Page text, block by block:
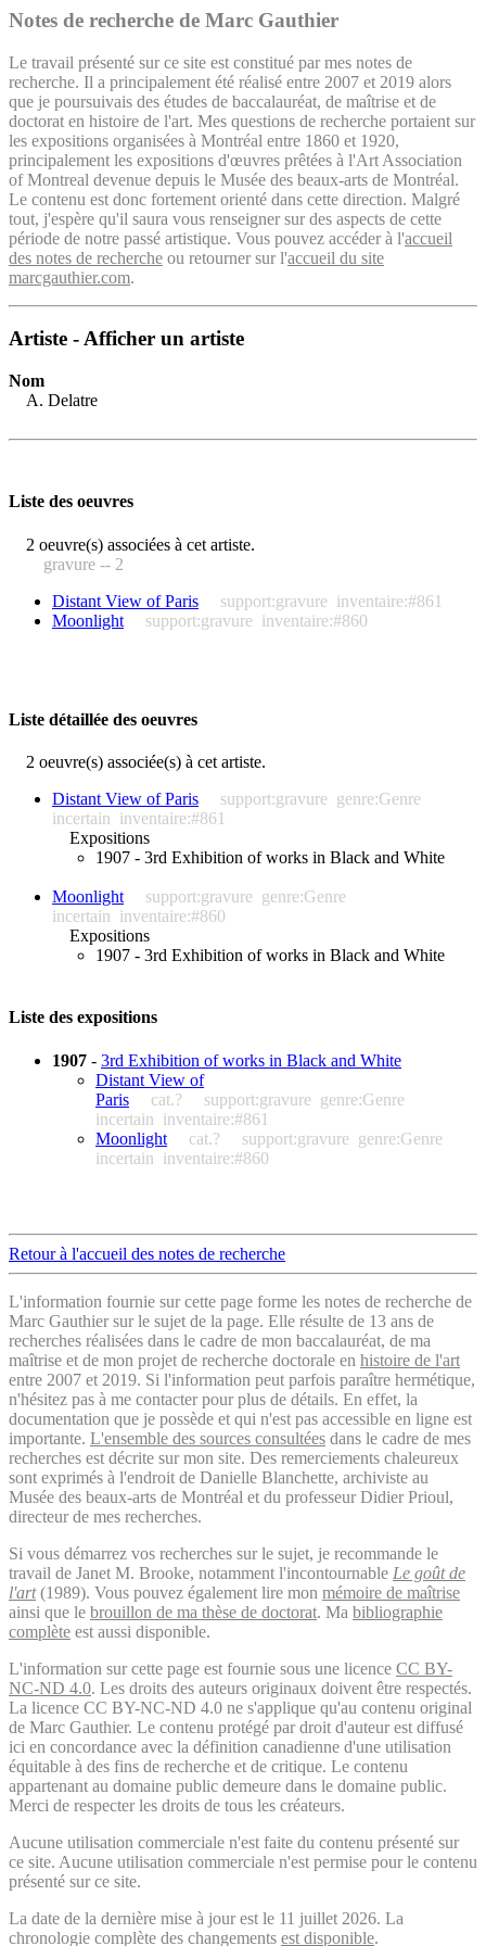
Notes de recherche de Marc Gauthier
Le travail présenté sur ce site est constitué par mes notes de
recherche. Il a principalement été réalisé entre 2007 et 2019 alors
que je poursuivais des études de baccalauréat, de maîtrise et de
doctorat en histoire de l'art. Mes questions de recherche portaient sur
les expositions organisées à Montréal entre 1860 et 1920,
principalement les expositions d'œuvres prêtées à l'Art Association
of Montreal devenue depuis le Musée des beaux-arts de Montréal.
Le contenu est donc fortement orienté dans cette direction. Malgré
tout, j'espère qu'il saura vous renseigner sur des aspects de cette
période de notre passé artistique. Vous pouvez accéder à l'accueil
des notes de recherche ou retourner sur l'accueil du site
marcgauthier.com.
Artiste - Afficher un artiste
Nom
A. Delatre
Liste des oeuvres
2 oeuvre(s) associées à cet artiste.
gravure -- 2
Distant View of Paris
support:gravure inventaire:#861
Moonlight
support:gravure inventaire:#860
Liste détaillée des oeuvres
2 oeuvre(s) associée(s) à cet artiste.
Distant View of Paris
support:gravure genre:Genre
incertain inventaire:#861
Expositions
1907 - 3rd Exhibition of works in Black and White
Moonlight support:gravure genre:Genre
incertain inventaire:#860
Expositions
1907 - 3rd Exhibition of works in Black and White
Liste des expositions
1907 - 3rd Exhibition of works in Black and White
Distant View of
Paris
cat.? support:gravure genre:Genre
incertain inventaire:#861
Moonlight
cat.? support:gravure genre:Genre
incertain inventaire:#860
Retour à l'accueil des notes de recherche
L'information fournie sur cette page forme les notes de recherche de
Marc Gauthier sur le sujet de la page. Elle résulte de 13 ans de
recherches réalisées dans le cadre de mon baccalauréat, de ma
maîtrise et de mon projet de recherche doctorale en histoire de l'art
entre 2007 et 2019. Si l'information peut parfois paraître hermétique,
n'hésitez pas à me contacter pour plus de détails. En effet, la
documentation que je possède et qui n'est pas accessible en ligne est
importante. L'ensemble des sources consultées dans le cadre de mes
recherches est décrite sur mon site. Des remerciements chaleureux
sont exprimés à l'endroit de Danielle Blanchette, archiviste au
Musée des beaux-arts de Montréal et du professeur Didier Prioul,
directeur de mes recherches.
Si vous démarrez vos recherches sur le sujet, je recommande le
travail de Janet M. Brooke, notamment l'incontournable Le goût de
l'art(1989). Vous pouvez également lire mon mémoire de maîtrise
ainsi que le brouillon de ma thèse de doctorat. Ma bibliographie
complète est aussi disponible.
L'information sur cette page est fournie sous une licence CC BY-
NC-ND 4.0. Les droits des auteurs originaux doivent être respectés.
La licence CC BY-NC-ND 4.0 ne s'applique qu'au contenu original
de Marc Gauthier. Le contenu protégé par droit d'auteur est diffusé
ici en concordance avec la définition canadienne d'une utilisation
équitable à des fins de recherche et de critique. Le contenu
appartenant au domaine public demeure dans le domaine public.
Merci de respecter les droits de tous les créateurs.
Aucune utilisation commerciale n'est faite du contenu présenté sur
ce site. Aucune utilisation commerciale n'est permise pour le contenu
présenté sur ce site.
La date de la dernière mise à jour est le 11 juillet 2026. La
chronologie complète des changements est disponible.